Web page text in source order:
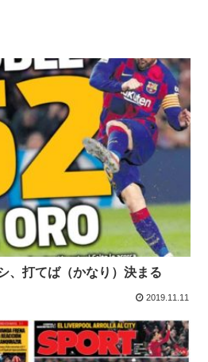
、打てば（かなり）決まる
2019.11.11